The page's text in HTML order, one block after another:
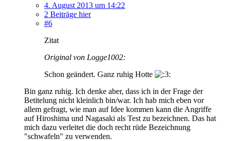
4. August 2013 um 14:22
2 Beiträge hier
#6
Zitat
Original von Logge1002:
Schon geändert. Ganz ruhig Hotte
Bin ganz ruhig. Ich denke aber, dass ich in der Frage der
Betitelung nicht kleinlich bin/war. Ich hab mich eben vor
allem gefragt, wie man auf Idee kommen kann die Angriffe
auf Hiroshima und Nagasaki als Test zu bezeichnen. Das hat
mich dazu verleitet die doch recht rüde Bezeichnung
"schwafeln" zu verwenden.